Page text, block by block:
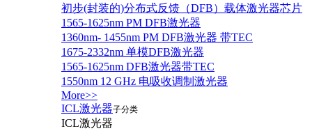
初步(封装的)分布式反馈（DFB）载体激光器芯片
1565-1625nm PM DFB激光器
1360nm- 1455nm PM DFB激光器 带TEC
1675-2332nm 单模DFB激光器
1565-1625nm DFB激光器带TEC
1550nm 12 GHz 电吸收调制激光器
More>>
ICL激光器子分类
ICL激光器